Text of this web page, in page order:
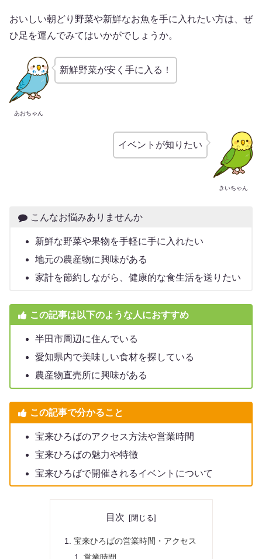
おいしい朝どり野菜や新鮮なお魚を手に入れたい方は、ぜ
ひ足を運んでみてはいかがでしょうか。
あおちゃん
新鮮野菜が安く手に入る！
きいちゃん
イベントが知りたい
こんなお悩みありませんか
新鮮な野菜や果物を手軽に手に入れたい
地元の農産物に興味がある
家計を節約しながら、健康的な食生活を送りたい
この記事は以下のような人におすすめ
半田市周辺に住んでいる
愛知県内で美味しい食材を探している
農産物直売所に興味がある
この記事で分かること
宝来ひろばのアクセス方法や営業時間
宝来ひろばの魅力や特徴
宝来ひろばで開催されるイベントについて
目次
宝来ひろばの営業時間・アクセス
営業時間